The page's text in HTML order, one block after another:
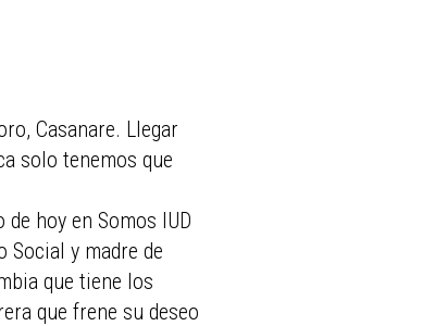
Casanare. Llegar
solo tenemos que
hoy en Somos IUD
Social y madre de
que tiene los
que frene su deseo